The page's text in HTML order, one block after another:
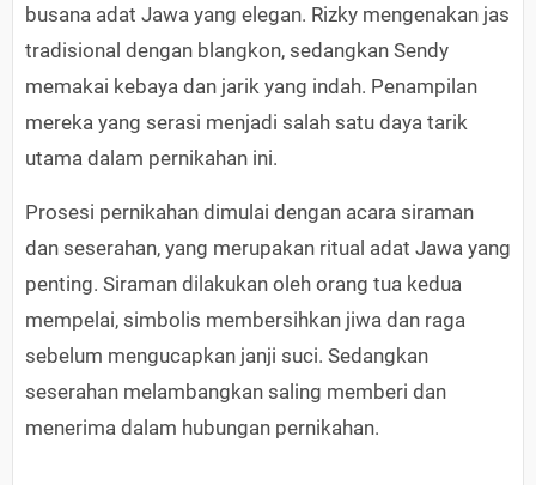
busana adat Jawa yang elegan. Rizky mengenakan jas
tradisional dengan blangkon, sedangkan Sendy
memakai kebaya dan jarik yang indah. Penampilan
mereka yang serasi menjadi salah satu daya tarik
utama dalam pernikahan ini.
Prosesi pernikahan dimulai dengan acara siraman
dan seserahan, yang merupakan ritual adat Jawa yang
penting. Siraman dilakukan oleh orang tua kedua
mempelai, simbolis membersihkan jiwa dan raga
sebelum mengucapkan janji suci. Sedangkan
seserahan melambangkan saling memberi dan
menerima dalam hubungan pernikahan.